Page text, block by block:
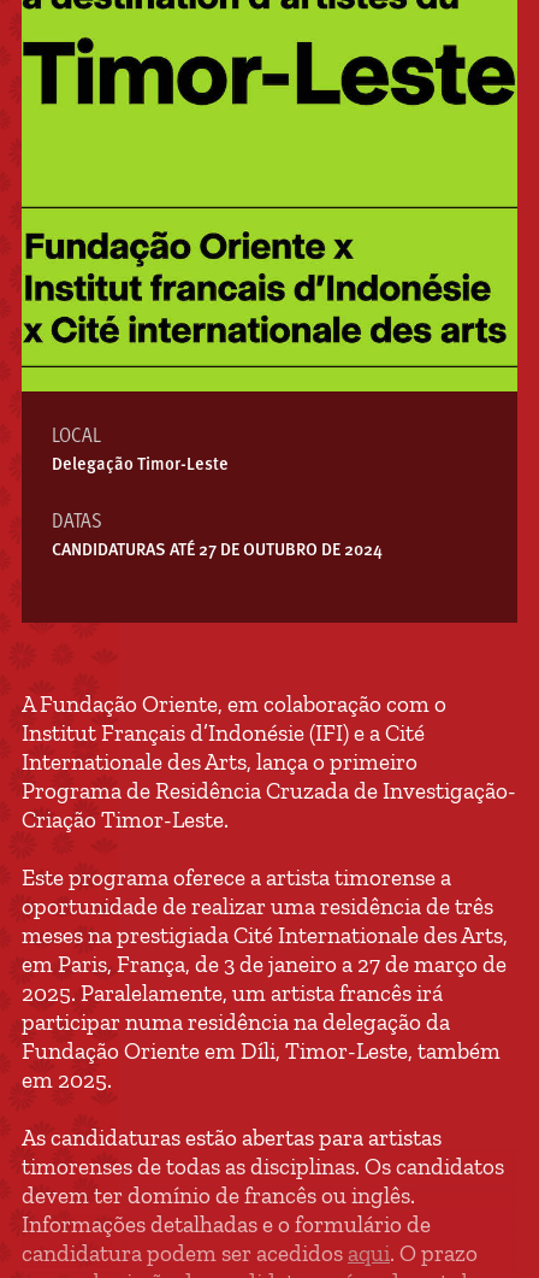
LOCAL
Delegação Timor-Leste
DATAS
CANDIDATURAS ATÉ 27 DE OUTUBRO DE 2024
A Fundação Oriente, em colaboração com o
Institut Français d’Indonésie (IFI) e a Cité
Internationale des Arts, lança o primeiro
Programa de Residência Cruzada de Investigação-
Criação Timor-Leste.
Este programa oferece a artista timorense a
oportunidade de realizar uma residência de três
meses na prestigiada Cité Internationale des Arts,
em Paris, França, de 3 de janeiro a 27 de março de
2025. Paralelamente, um artista francês irá
participar numa residência na delegação da
Fundação Oriente em Díli, Timor-Leste, também
em 2025.
As candidaturas estão abertas para artistas
timorenses de todas as disciplinas. Os candidatos
devem ter domínio de francês ou inglês.
Informações detalhadas e o formulário de
candidatura podem ser acedidos aqui. O prazo